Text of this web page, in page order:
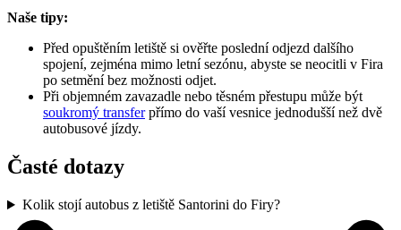
Naše tipy:
Před opuštěním letiště si ověřte poslední odjezd dalšího
spojení, zejména mimo letní sezónu, abyste se neocitli v Fira
po setmění bez možnosti odjet.
Při objemném zavazadle nebo těsném přestupu může být
soukromý transferpřímo do vaší vesnice jednodušší než dvě
autobusové jízdy.
Časté dotazy
Kolik stojí autobus z letiště Santorini do Firy?